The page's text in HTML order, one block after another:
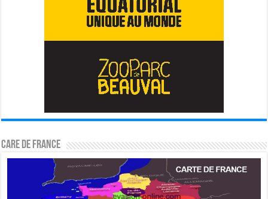
CARE DE FRANCE